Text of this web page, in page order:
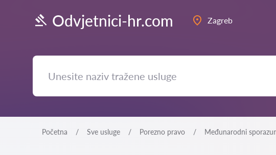
Odvjetnici-hr.com Zagreb
Početna Sve usluge Porezno pravo Međunarodni